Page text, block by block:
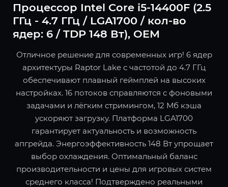
Процессор Intel Core i5-14400F (2.5
ГГц - 4.7 ГГц / LGA1700 / кол-во
ядер: 6 / TDP 148 Вт), OEM
Отличное решение для современных игр! 6 ядер
архитектуры Raptor Lake с частотой до 4.7 ГГц
обеспечивают плавный геймплей на высоких
настройках. 16 потоков справляются с фоновыми
задачами и лёгким стримингом, 12 Мб кэша
ускоряют загрузку. Платформа LGA1700
гарантирует актуальность и возможность
апгрейда. Энергоэффективность 148 Вт упрощает
выбор охлаждения. Оптимальный баланс
производительности и цены для игровых систем
среднего класса! Подтверждено реальными